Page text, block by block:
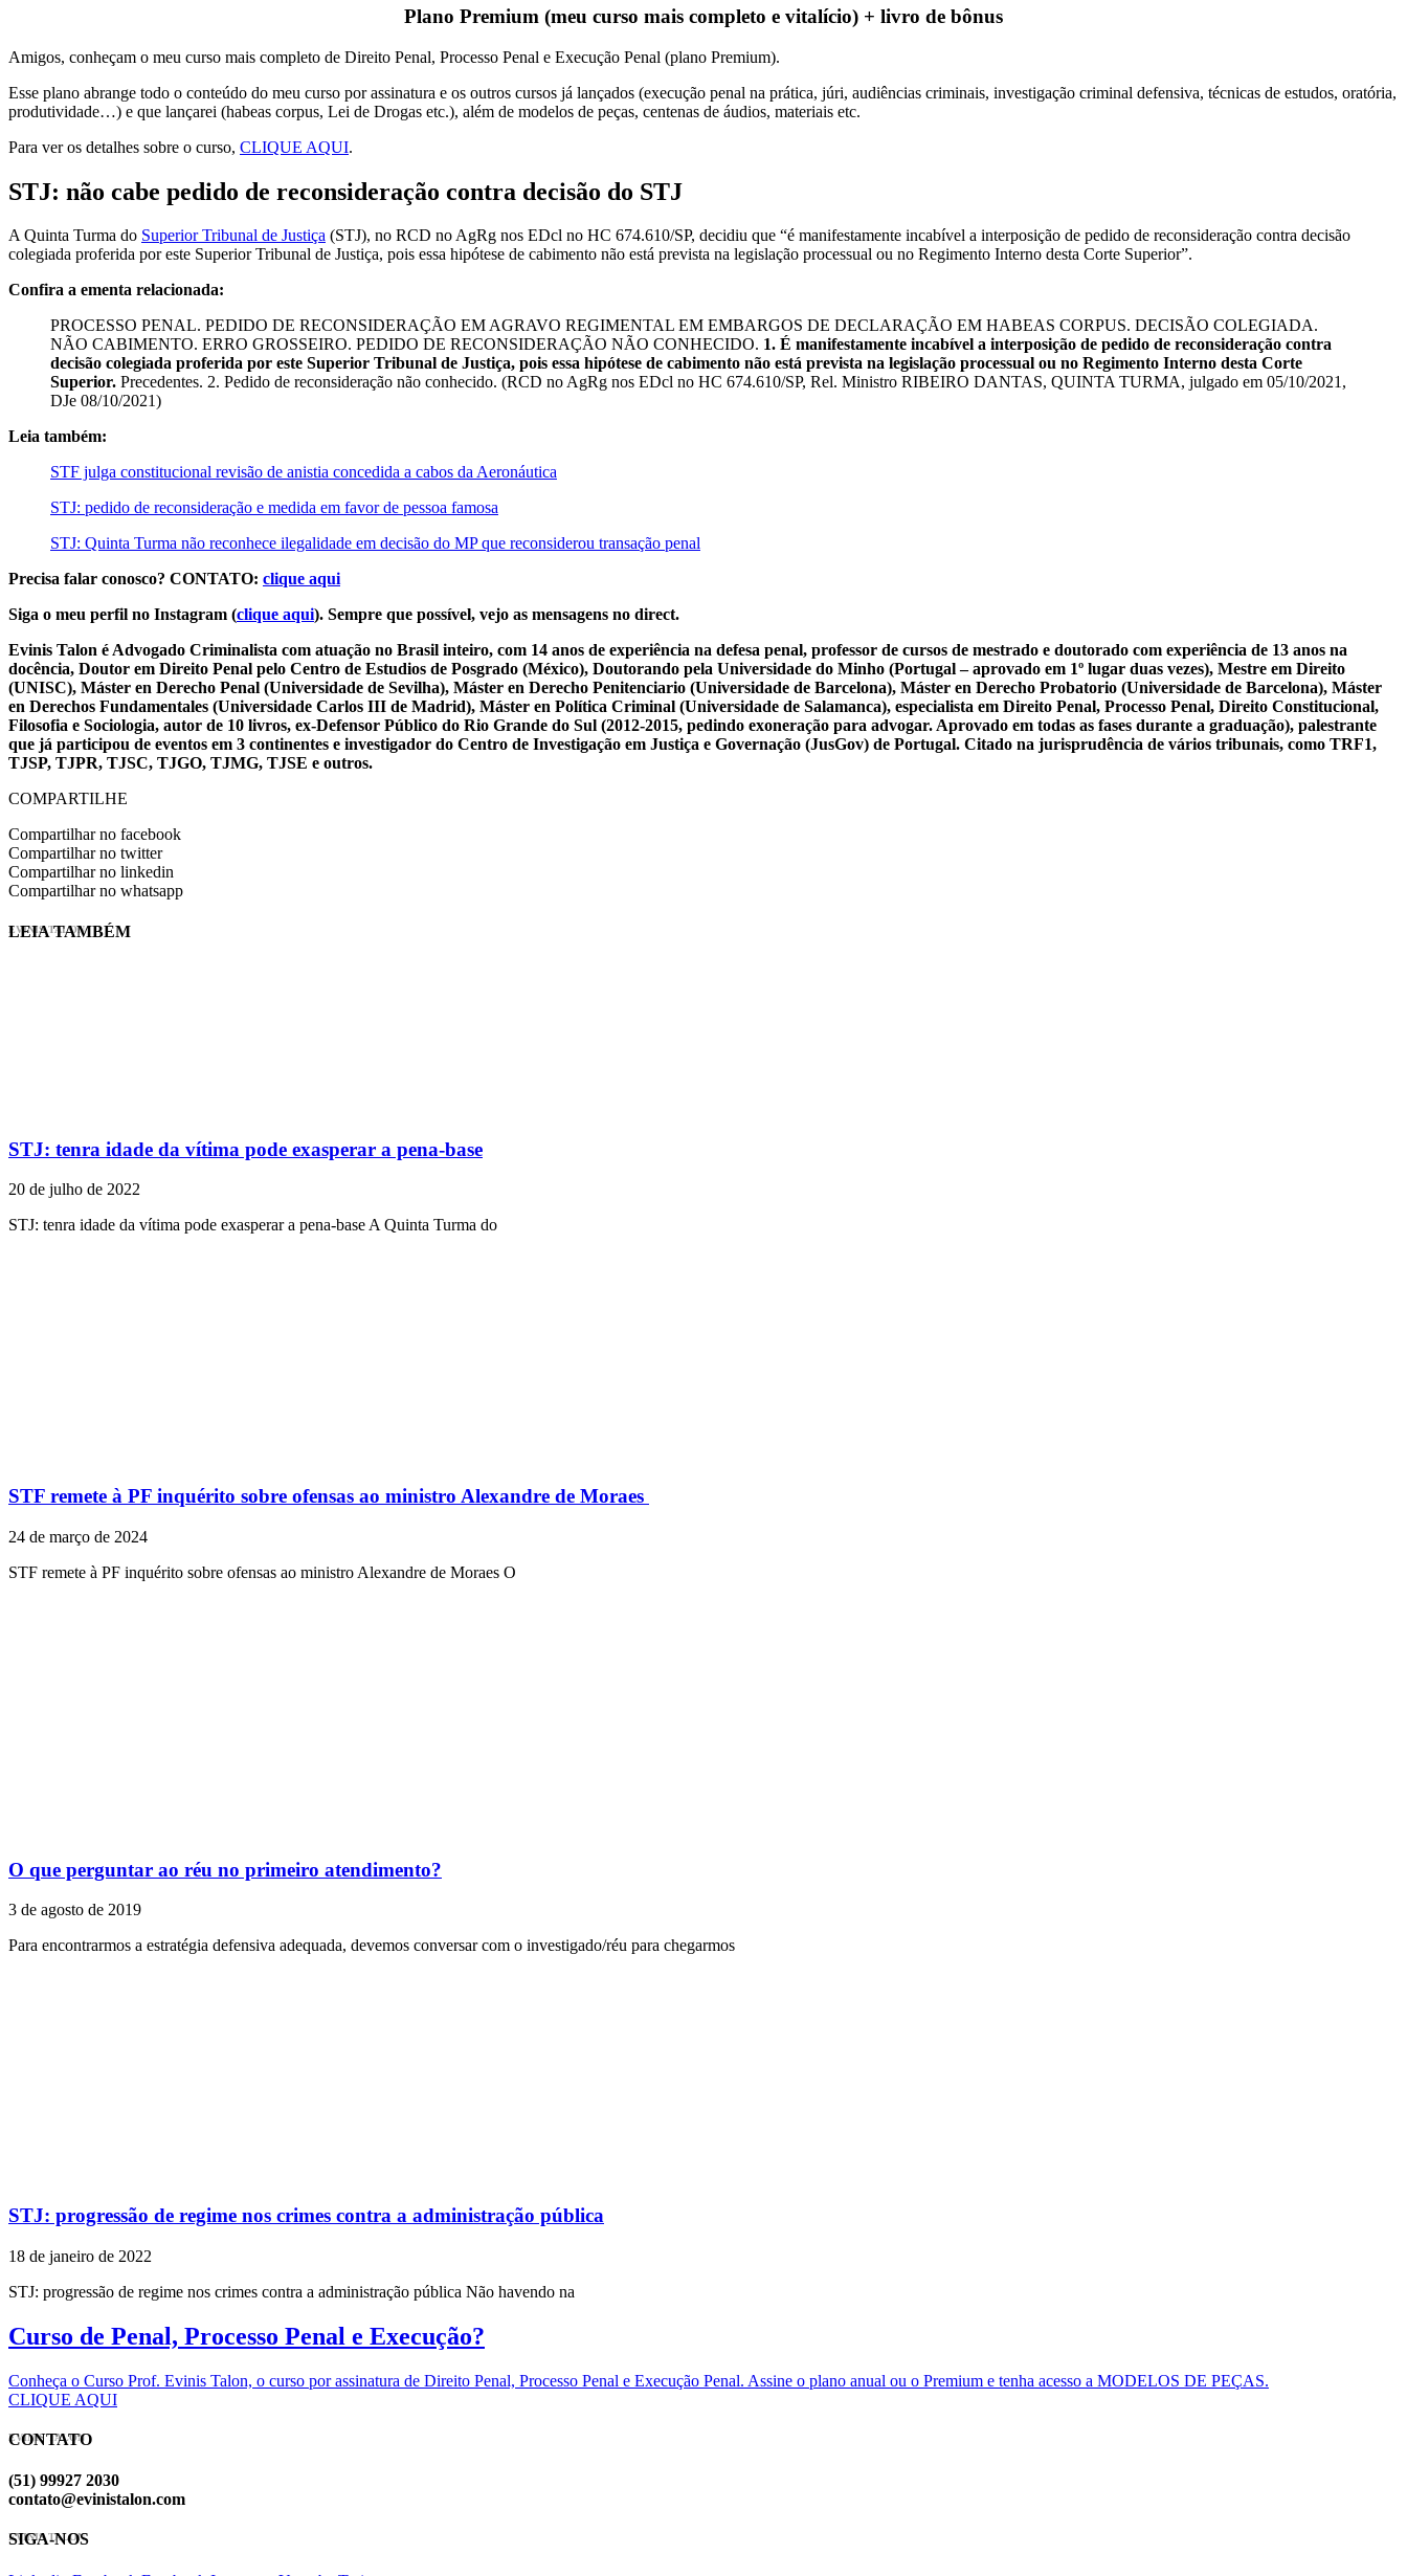
Plano Premium (meu curso mais completo e vitalício) + livro de bônus
Amigos, conheçam o meu curso mais completo de Direito Penal, Processo Penal e Execução Penal (plano Premium).
Esse plano abrange todo o conteúdo do meu curso por assinatura e os outros cursos já lançados (execução penal na prática, júri, audiências criminais, investigação criminal defensiva, técnicas de estudos, oratória,
produtividade…) e que lançarei (habeas corpus, Lei de Drogas etc.), além de modelos de peças, centenas de áudios, materiais etc.
Para ver os detalhes sobre o curso, CLIQUE AQUI.
STJ: não cabe pedido de reconsideração contra decisão do STJ
A Quinta Turma do Superior Tribunal de Justiça (STJ), no RCD no AgRg nos EDcl no HC 674.610/SP, decidiu que “é manifestamente incabível a interposição de pedido de reconsideração contra decisão
colegiada proferida por este Superior Tribunal de Justiça, pois essa hipótese de cabimento não está prevista na legislação processual ou no Regimento Interno desta Corte Superior”.
Confira a ementa relacionada:
PROCESSO PENAL. PEDIDO DE RECONSIDERAÇÃO EM AGRAVO REGIMENTAL EM EMBARGOS DE DECLARAÇÃO EM HABEAS CORPUS. DECISÃO COLEGIADA.
NÃO CABIMENTO. ERRO GROSSEIRO. PEDIDO DE RECONSIDERAÇÃO NÃO CONHECIDO. 1. É manifestamente incabível a interposição de pedido de reconsideração contra
decisão colegiada proferida por este Superior Tribunal de Justiça, pois essa hipótese de cabimento não está prevista na legislação processual ou no Regimento Interno desta Corte
Superior. Precedentes. 2. Pedido de reconsideração não conhecido. (RCD no AgRg nos EDcl no HC 674.610/SP, Rel. Ministro RIBEIRO DANTAS, QUINTA TURMA, julgado em 05/10/2021,
DJe 08/10/2021)
Leia também:
STF julga constitucional revisão de anistia concedida a cabos da Aeronáutica
STJ: pedido de reconsideração e medida em favor de pessoa famosa
STJ: Quinta Turma não reconhece ilegalidade em decisão do MP que reconsiderou transação penal
Precisa falar conosco? CONTATO: clique aqui
Siga o meu perfil no Instagram (clique aqui). Sempre que possível, vejo as mensagens no direct.
Evinis Talon é Advogado Criminalista com atuação no Brasil inteiro, com 14 anos de experiência na defesa penal, professor de cursos de mestrado e doutorado com experiência de 13 anos na
docência, Doutor em Direito Penal pelo Centro de Estudios de Posgrado (México), Doutorando pela Universidade do Minho (Portugal – aprovado em 1º lugar duas vezes), Mestre em Direito
(UNISC), Máster en Derecho Penal (Universidade de Sevilha), Máster en Derecho Penitenciario (Universidade de Barcelona), Máster en Derecho Probatorio (Universidade de Barcelona), Máster
en Derechos Fundamentales (Universidade Carlos III de Madrid), Máster en Política Criminal (Universidade de Salamanca), especialista em Direito Penal, Processo Penal, Direito Constitucional,
Filosofia e Sociologia, autor de 10 livros, ex-Defensor Público do Rio Grande do Sul (2012-2015, pedindo exoneração para advogar. Aprovado em todas as fases durante a graduação), palestrante
que já participou de eventos em 3 continentes e investigador do Centro de Investigação em Justiça e Governação (JusGov) de Portugal. Citado na jurisprudência de vários tribunais, como TRF1,
TJSP, TJPR, TJSC, TJGO, TJMG, TJSE e outros.
COMPARTILHE
Compartilhar no facebook
Compartilhar no twitter
Compartilhar no linkedin
Compartilhar no whatsapp
EVINIS TALON
LEIA TAMBÉM
STJ: tenra idade da vítima pode exasperar a pena-base
20 de julho de 2022
STJ: tenra idade da vítima pode exasperar a pena-base A Quinta Turma do
STF remete à PF inquérito sobre ofensas ao ministro Alexandre de Moraes
24 de março de 2024
STF remete à PF inquérito sobre ofensas ao ministro Alexandre de Moraes O
O que perguntar ao réu no primeiro atendimento?
3 de agosto de 2019
Para encontrarmos a estratégia defensiva adequada, devemos conversar com o investigado/réu para chegarmos
STJ: progressão de regime nos crimes contra a administração pública
18 de janeiro de 2022
STJ: progressão de regime nos crimes contra a administração pública Não havendo na
Curso de Penal, Processo Penal e Execução?
Conheça o Curso Prof. Evinis Talon, o curso por assinatura de Direito Penal, Processo Penal e Execução Penal. Assine o plano anual ou o Premium e tenha acesso a MODELOS DE PEÇAS.
CLIQUE AQUI
EVINIS TALON
CONTATO
(51) 99927 2030
contato@evinistalon.com
EVINIS TALON
SIGA-NOS